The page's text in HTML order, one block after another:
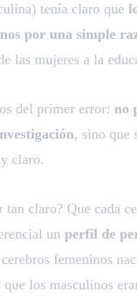
tenía claro que
por una simple
las mujeres a la
del primer error: no
, sino que
claro.
claro? Que cada
un perfil de
femeninos
los masculinos